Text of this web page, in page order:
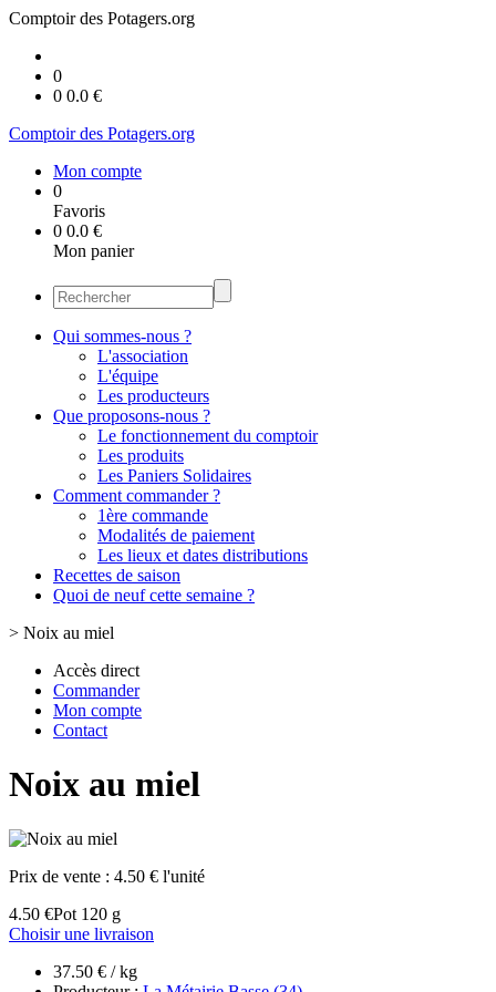
Comptoir des Potagers.org
0
0 0.0 €
Comptoir des Potagers.org
Mon compte
0
Favoris
0 0.0 €
Mon panier
Qui sommes-nous ?
L'association
L'équipe
Les producteurs
Que proposons-nous ?
Le fonctionnement du comptoir
Les produits
Les Paniers Solidaires
Comment commander ?
1ère commande
Modalités de paiement
Les lieux et dates distributions
Recettes de saison
Quoi de neuf cette semaine ?
> Noix au miel
Accès direct
Commander
Mon compte
Contact
Noix au miel
Prix de vente : 4.50 € l'unité
4.50 €Pot 120 g
Choisir une livraison
37.50 € / kg